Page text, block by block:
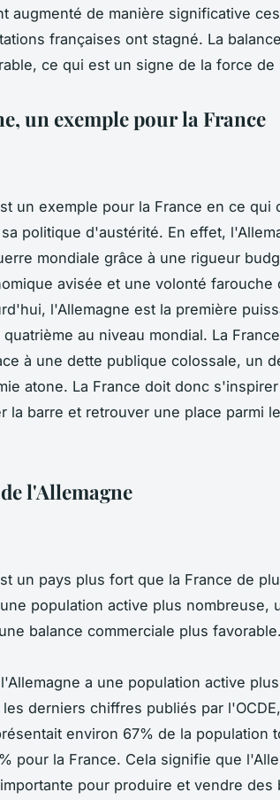
augmenté de manière significative
françaises ont stagné. La
ce qui est un signe de la force de
un exemple pour la France
un exemple pour la France en ce qui
politique d'austérité. En effet,
mondiale grâce à une rigueur
avisée et une volonté
l'Allemagne est la première
au niveau mondial. La
à une dette publique colossale, un
atone. La France doit donc
la barre et retrouver une place parmi
l'Allemagne
un pays plus fort que la France de
population active plus nombreuse,
balance commerciale plus favorable.
a une population active
les derniers chiffres publiés par
environ 67% de la population
pour la France. Cela signifie que
pour produire et vendre des